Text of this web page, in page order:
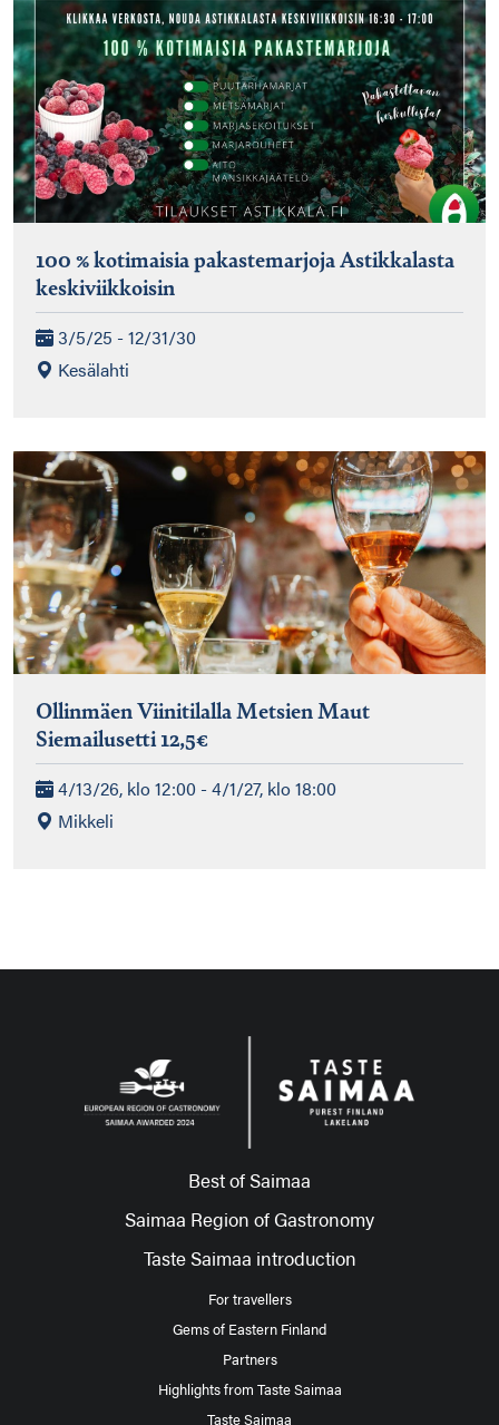
100 % kotimaisia pakastemarjoja Astikkalasta
keskiviikkoisin
3/5/25 - 12/31/30
Kesälahti
Ollinmäen Viinitilalla Metsien Maut
Siemailusetti 12,5€
4/13/26, klo 12:00 - 4/1/27, klo 18:00
Mikkeli
Best of Saimaa
Saimaa Region of Gastronomy
Taste Saimaa introduction
For travellers
Gems of Eastern Finland
Partners
Highlights from Taste Saimaa
Taste Saimaa